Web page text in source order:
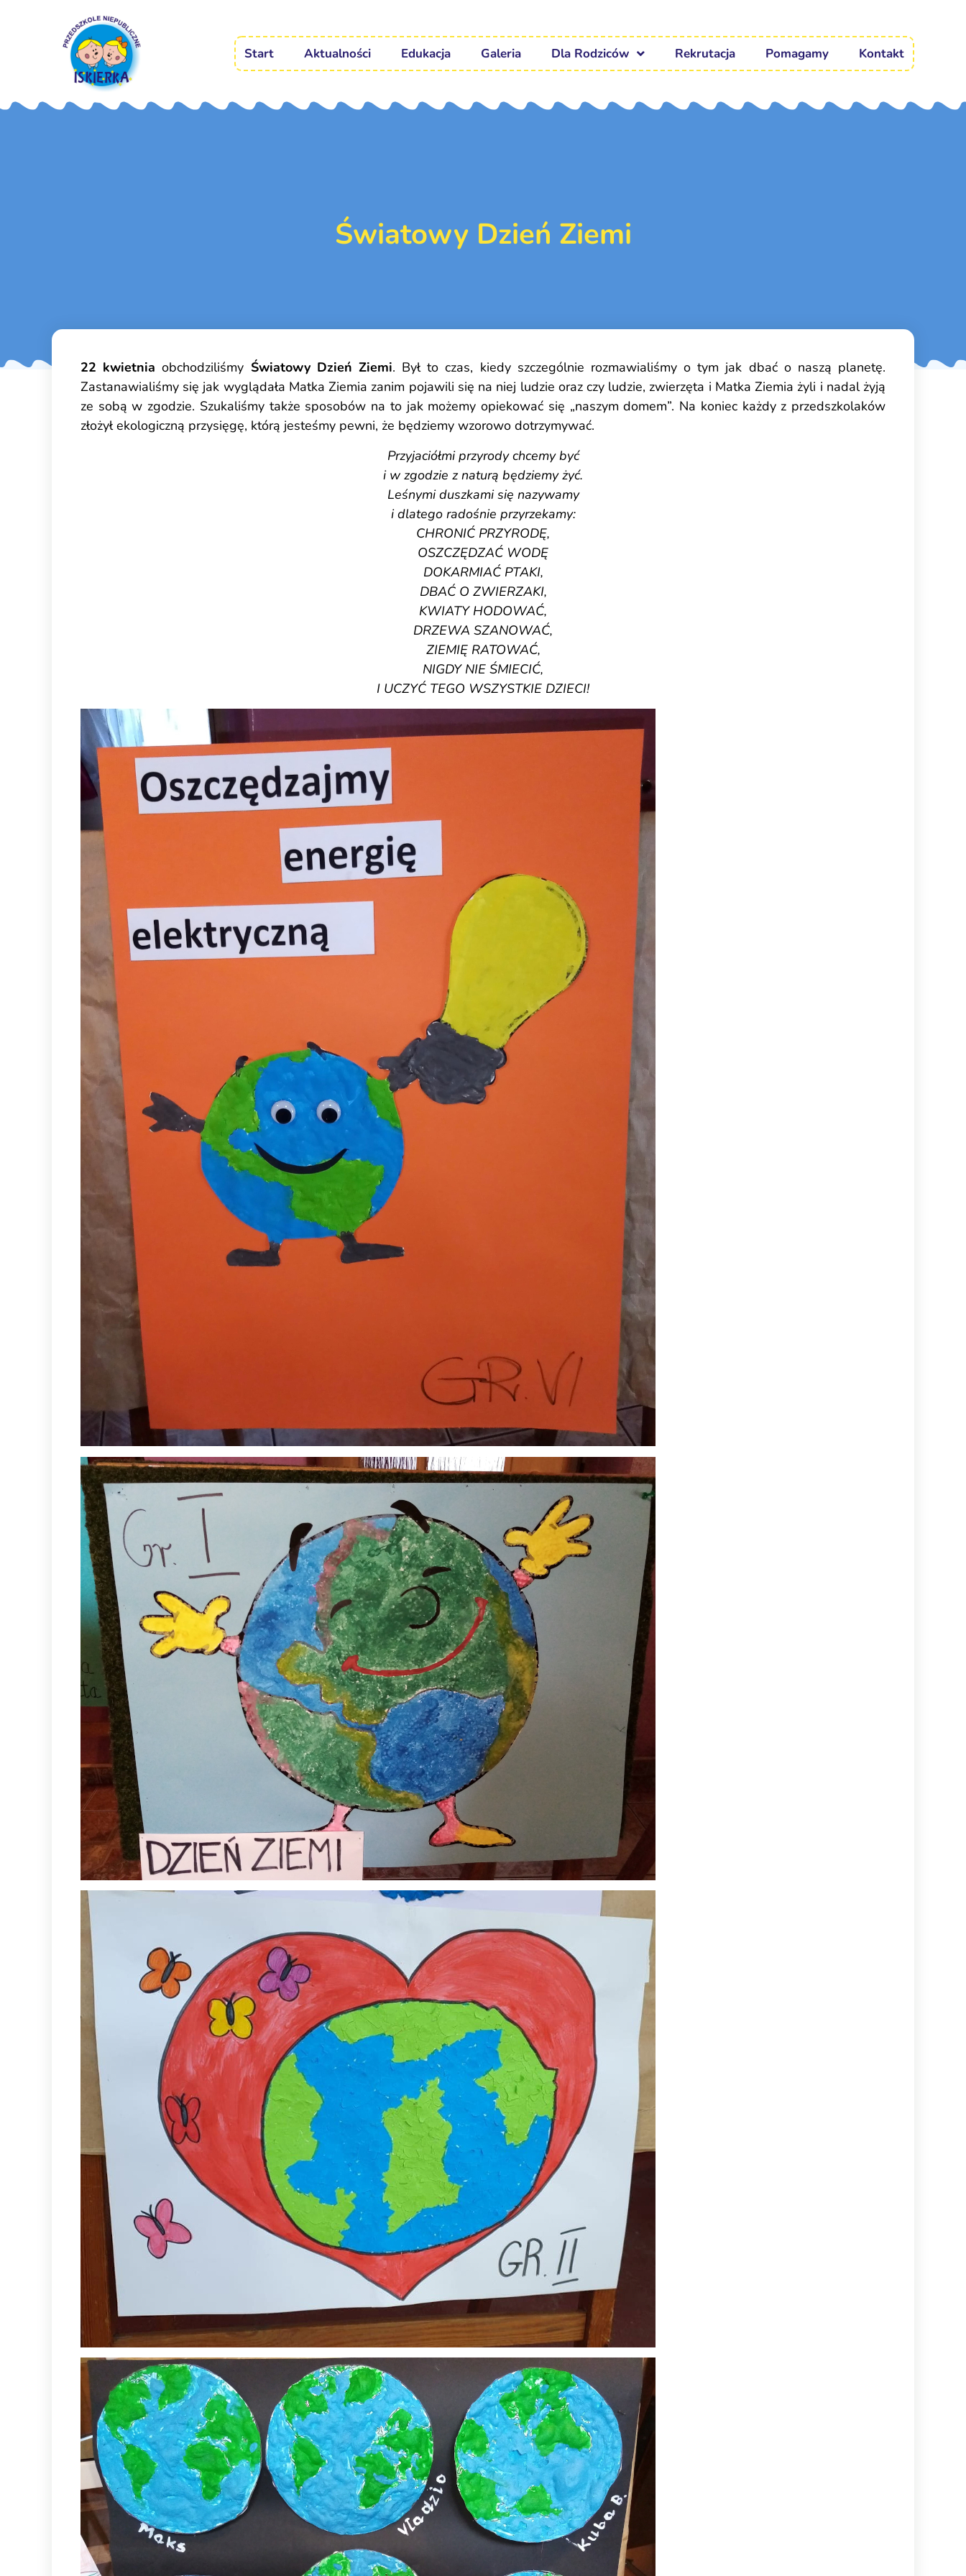
Start Aktualności Edukacja Galeria Dla Rodziców Rekrutacja Pomagamy Kontakt
Światowy Dzień Ziemi
22 kwietnia obchodziliśmy Światowy Dzień Ziemi. Był to czas, kiedy szczególnie rozmawialiśmy o tym jak dbać o naszą planetę.
Zastanawialiśmy się jak wyglądała Matka Ziemia zanim pojawili się na niej ludzie oraz czy ludzie, zwierzęta i Matka Ziemia żyli i nadal żyją
ze sobą w zgodzie. Szukaliśmy także sposobów na to jak możemy opiekować się „naszym domem”. Na koniec każdy z przedszkolaków
złożył ekologiczną przysięgę, którą jesteśmy pewni, że będziemy wzorowo dotrzymywać.
Przyjaciółmi przyrody chcemy być
i w zgodzie z naturą będziemy żyć.
Leśnymi duszkami się nazywamy
i dlatego radośnie przyrzekamy:
CHRONIĆ PRZYRODĘ,
OSZCZĘDZAĆ WODĘ
DOKARMIAĆ PTAKI,
DBAĆ O ZWIERZAKI,
KWIATY HODOWAĆ,
DRZEWA SZANOWAĆ,
ZIEMIĘ RATOWAĆ,
NIGDY NIE ŚMIECIĆ,
I UCZYĆ TEGO WSZYSTKIE DZIECI!